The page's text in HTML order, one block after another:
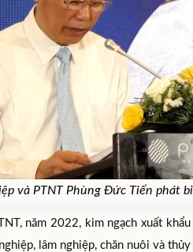
và PTNT Phùng Đức Tiến phát
năm 2022, kim ngạch xuất
lâm nghiệp, chăn nuôi và